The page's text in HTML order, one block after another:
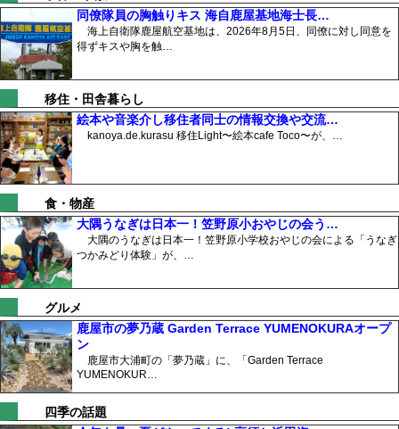
同僚隊員の胸触りキス 海自鹿屋基地海士長…
海上自衛隊鹿屋航空基地は、2026年8月5日、同僚に対し同意を
得ずキスや胸を触…
移住・田舎暮らし
絵本や音楽介し移住者同士の情報交換や交流…
kanoya.de.kurasu 移住Light〜絵本cafe Toco〜が、…
食・物産
大隅うなぎは日本一！笠野原小おやじの会う…
大隅のうなぎは日本一！笠野原小学校おやじの会による「うなぎ
つかみどり体験」が、…
グルメ
鹿屋市の夢乃蔵 Garden Terrace YUMENOKURAオープ
ン
鹿屋市大浦町の「夢乃蔵」に、「Garden Terrace
YUMENOKUR…
四季の話題